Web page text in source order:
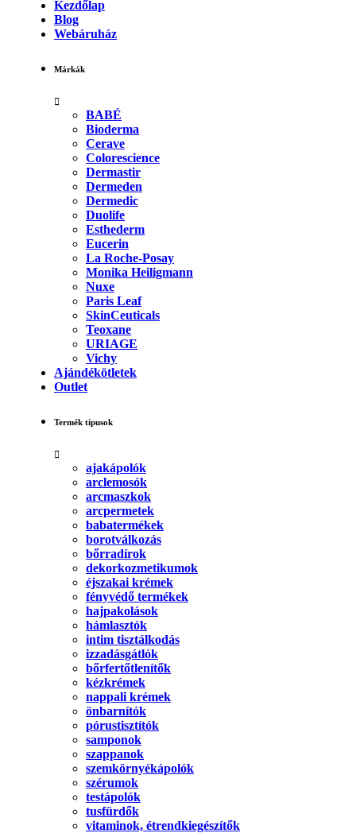
Kezdőlap
Blog
Webáruház
Márkák
BABÉ
Bioderma
Cerave
Colorescience
Dermastir
Dermeden
Dermedic
Duolife
Esthederm
Eucerin
La Roche-Posay
Monika Heiligmann
Nuxe
Paris Leaf
SkinCeuticals
Teoxane
URIAGE
Vichy
Ajándékötletek
Outlet
Termék típusok
ajakápolók
arclemosók
arcmaszkok
arcpermetek
babatermékek
borotválkozás
bőrradírok
dekorkozmetikumok
éjszakai krémek
fényvédő termékek
hajpakolások
hámlasztók
intim tisztálkodás
izzadásgátlók
bőrfertőtlenítők
kézkrémek
nappali krémek
önbarnítók
pórustisztítók
samponok
szappanok
szemkörnyékápolók
szérumok
testápolók
tusfürdők
vitaminok, étrendkiegészítők